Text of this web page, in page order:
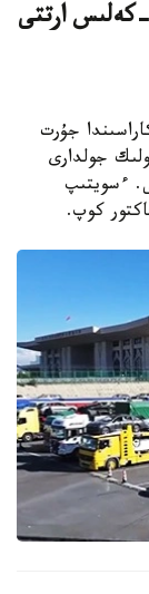
كەلىس ارتتى
جۇرت
جولدارى
استى. ءسويتىپ
كوپ.